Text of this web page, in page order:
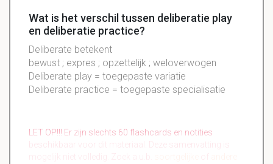
Wat is het verschil tussen deliberatie play
en deliberatie practice?
Deliberate betekent
bewust ; expres ; opzettelijk ; weloverwogen
Deliberate play = toegepaste variatie
Deliberate practice = toegepaste specialisatie
LET OP!!! Er zijn slechts 60 flashcards en notities
beschikbaar voor dit materiaal. Deze samenvatting is